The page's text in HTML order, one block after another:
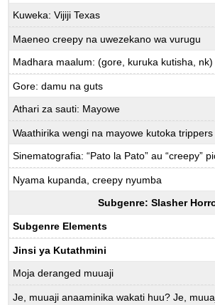
Kuweka: Vijiji Texas
Maeneo creepy na uwezekano wa vurugu
Madhara maalum: (gore, kuruka kutisha, nk)
Gore: damu na guts
Athari za sauti: Mayowe
Waathirika wengi na mayowe kutoka
Sinematografia: “Pato la Pato” au “creepy”
Nyama kupanda, creepy nyumba
Subgenre: Slasher
Subgenre Elements
Jinsi ya Kutathmini
Moja deranged muuaji
Je, muuaji anaaminika wakati huu? Je,